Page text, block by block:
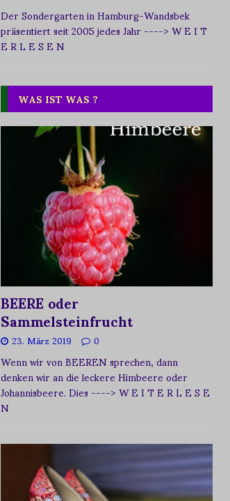
Der Sondergarten in Hamburg-Wandsbek
präsentiert seit 2005 jedes Jahr----> W E I T
E R L E S E N
WAS IST WAS ?
BEERE oder
Sammelsteinfrucht
23. März 2019 0
Wenn wir von BEEREN sprechen, dann
denken wir an die leckere Himbeere oder
Johannisbeere. Dies----> W E I T E R L E S E
N